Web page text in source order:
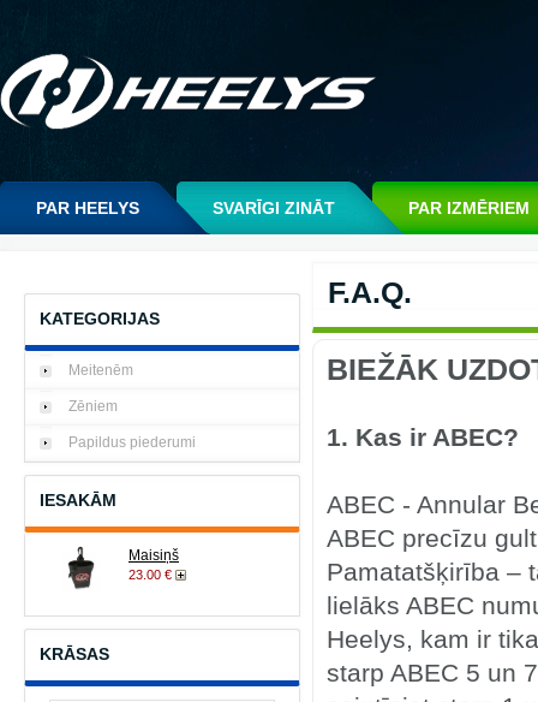
PAR HEELYS SVARĪGI ZINĀT PAR IZMĒRIEM
KATEGORIJAS
Meitenēm
Zēniem
Papildus piederumi
IESAKĀM
Maisiņš
23.00 €
KRĀSAS
F.A.Q.
BIEŽĀK
1. Kas ir ABEC?
ABEC - Annular
ABEC precīzu
Pamatatšķirība –
lielāks ABEC
Heelys, kam ir
starp ABEC 5 un